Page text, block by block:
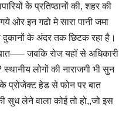
के प्रतिष्ठानों की, शहर की
ओर इन गढो मे सारा पानी जमा
दुकानों के अंदर तक छिटक रहा है।
जबकि रोज यहॉ से अधिकारी
लोगों की नाराजगी भी सुन
के प्रोजेक्ट हेड से फोन पर बात
सुध लेने वाला कोई तो हो,,जो इस